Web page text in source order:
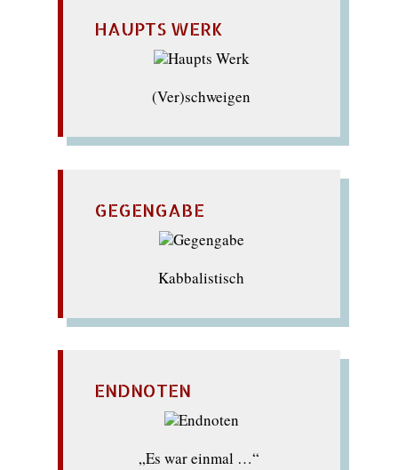
HAUPTS WERK
(Ver)schweigen
GEGENGABE
Kabbalistisch
ENDNOTEN
„Es war einmal …“